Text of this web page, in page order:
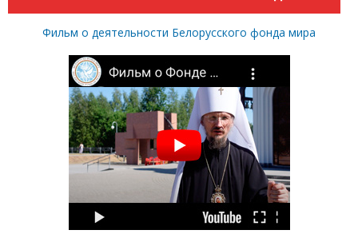
Фильм о деятельности Белорусского фонда мира